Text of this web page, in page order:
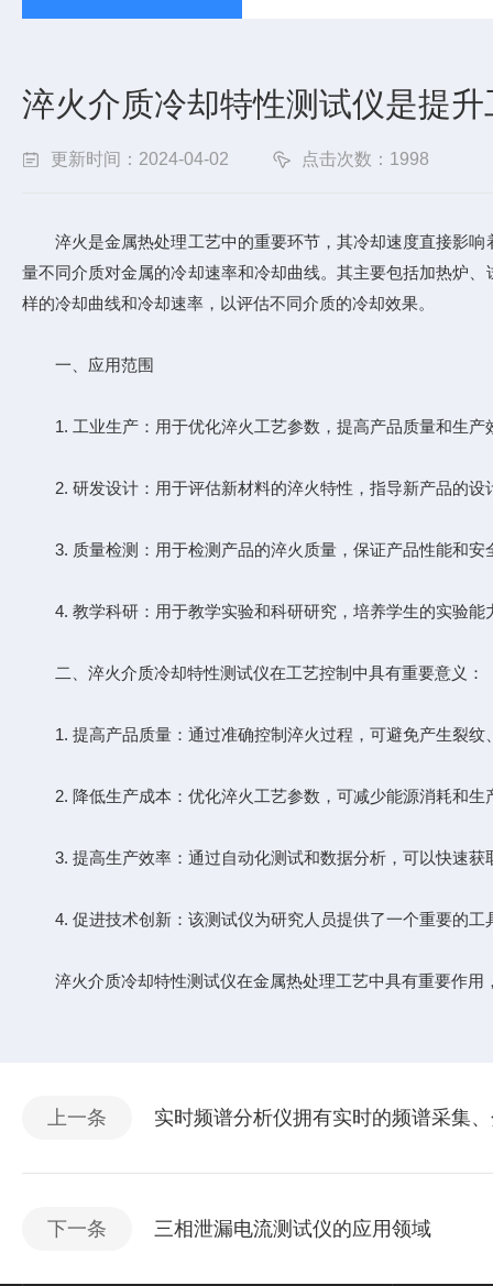
淬火介质冷却特性测试仪是提
更新时间：2024-04-02 点击次数：1998
淬火是金属热处理工艺中的重要环节，其冷却速度直接影响
量不同介质对金属的冷却速率和冷却曲线。其主要包括加热炉
样的冷却曲线和冷却速率，以评估不同介质的冷却效果。
一、应用范围
1. 工业生产：用于优化淬火工艺参数，提高产品质量和生产
2. 研发设计：用于评估新材料的淬火特性，指导新产品的设
3. 质量检测：用于检测产品的淬火质量，保证产品性能和安
4. 教学科研：用于教学实验和科研研究，培养学生的实验能
二、淬火介质冷却特性测试仪在工艺控制中具有重要意义：
1. 提高产品质量：通过准确控制淬火过程，可避免产生裂纹
2. 降低生产成本：优化淬火工艺参数，可减少能源消耗和生
3. 提高生产效率：通过自动化测试和数据分析，可以快速获
4. 促进技术创新：该测试仪为研究人员提供了一个重要的工
淬火介质冷却特性测试仪在金属热处理工艺中具有重要作用
上一条 实时频谱分析仪拥有实时的频谱采集
下一条 三相泄漏电流测试仪的应用领域